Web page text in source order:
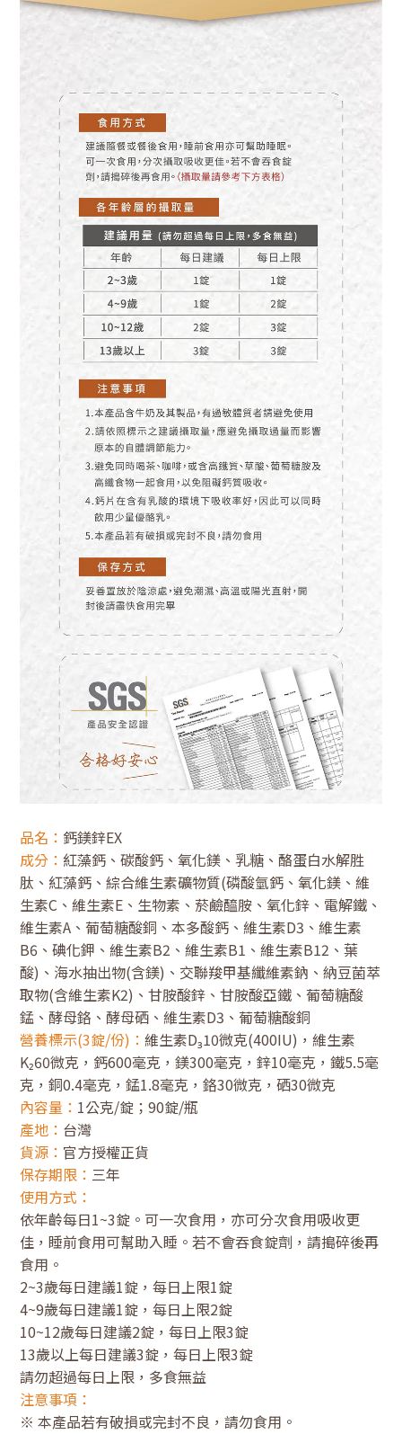
品名： 鈣鎂鋅EX
成分： 紅藻鈣、碳酸鈣、氧化鎂、乳糖、酪蛋白水解胜
肽、紅藻鈣、綜合維生素礦物質(磷酸氫鈣、氧化鎂、維
生素C、維生素E、生物素、菸鹼醯胺、氧化鋅、電解鐵、
維生素A、葡萄糖酸銅、本多酸鈣、維生素D3、維生素
B6、碘化鉀、維生素B2、維生素B1、維生素B12、葉
酸)、海水抽出物(含鎂)、交聯羧甲基纖維素鈉、納豆菌萃
取物(含維生素K2)、甘胺酸鋅、甘胺酸亞鐵、葡萄糖酸
錳、酵母鉻、酵母硒、維生素D3、葡萄糖酸銅
營養標示(3錠/份)： 維生素D₃10微克(400IU)，維生素
K₂60微克，鈣600毫克，鎂300毫克，鋅10毫克，鐵5.5毫
克，銅0.4毫克，錳1.8毫克，鉻30微克，硒30微克
內容量： 1公克/錠；90錠/瓶
產地： 台灣
貨源： 官方授權正貨
保存期限： 三年
使用方式：
依年齡每日1~3錠。可一次食用，亦可分次食用吸收更
佳，睡前食用可幫助入睡。若不會吞食錠劑，請搗碎後再
食用。
2~3歲每日建議1錠，每日上限1錠
4~9歲每日建議1錠，每日上限2錠
10~12歲每日建議2錠，每日上限3錠
13歲以上每日建議3錠，每日上限3錠
請勿超過每日上限，多食無益
注意事項：
※ 本產品若有破損或完封不良，請勿食用。